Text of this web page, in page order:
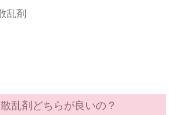
乱剤
乱剤どちらが良いの？